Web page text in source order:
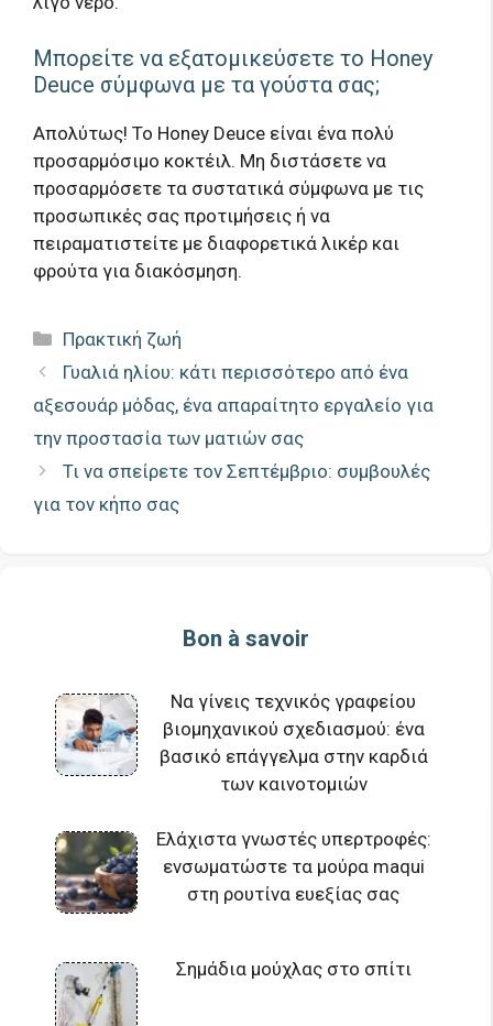
Μπορείτε να εξατομικεύσετε το Honey
Deuce σύμφωνα με τα γούστα σας;
Απολύτως! Το Honey Deuce είναι ένα πολύ
προσαρμόσιμο κοκτέιλ. Μη διστάσετε να
προσαρμόσετε τα συστατικά σύμφωνα με τις
προσωπικές σας προτιμήσεις ή να
πειραματιστείτε με διαφορετικά λικέρ και
φρούτα για διακόσμηση.
Κατηγορίες
Πρακτική ζωή
Γυαλιά ηλίου: κάτι περισσότερο από ένα
αξεσουάρ μόδας, ένα απαραίτητο εργαλείο για
την προστασία των ματιών σας
Τι να σπείρετε τον Σεπτέμβριο: συμβουλές
για τον κήπο σας
Bon à savoir
Να γίνεις τεχνικός γραφείου
βιομηχανικού σχεδιασμού: ένα
βασικό επάγγελμα στην καρδιά
των καινοτομιών
Ελάχιστα γνωστές υπερτροφές:
ενσωματώστε τα μούρα maqui
στη ρουτίνα ευεξίας σας
Σημάδια μούχλας στο σπίτι